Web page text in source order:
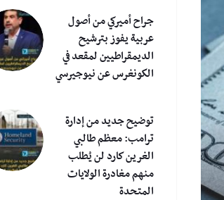
جراح أميركي من أصول
عربية يفوز بترشيح
الديمقراطيين لمقعد في
الكونغرس عن نيوجيرسي
توضيح جديد من إدارة
ترامب: معظم طالبي
الغرين كارد لن يُطلب
منهم مغادرة الولايات
المتحدة